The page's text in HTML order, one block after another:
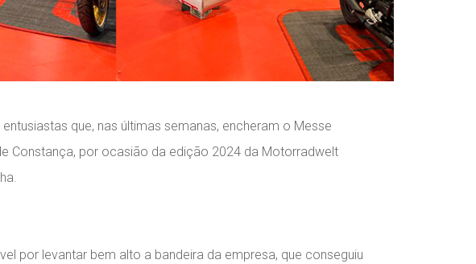
que, nas últimas semanas, encheram o Messe
Constança, por ocasião da edição 2024 da Motorradwelt
por levantar bem alto a bandeira da empresa, que conseguiu